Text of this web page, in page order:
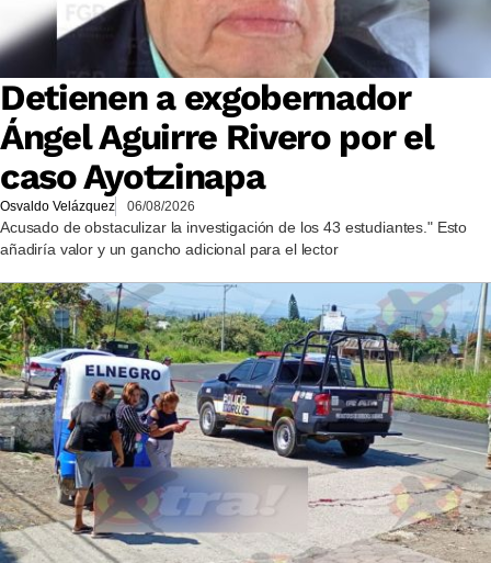
Detienen a exgobernador
Ángel Aguirre Rivero por el
caso Ayotzinapa
Osvaldo Velázquez 06/08/2026
Acusado de obstaculizar la investigación de los 43 estudiantes." Esto
añadiría valor y un gancho adicional para el lector